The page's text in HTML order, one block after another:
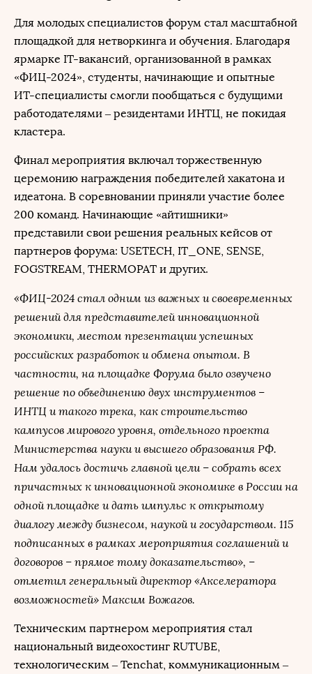
Для молодых специалистов форум стал масштабной
площадкой для нетворкинга и обучения. Благодаря
ярмарке IT-вакансий, организованной в рамках
«ФИЦ-2024», студенты, начинающие и опытные
ИТ-специалисты смогли пообщаться с будущими
работодателями – резидентами ИНТЦ, не покидая
кластера.
Финал мероприятия включал торжественную
церемонию награждения победителей хакатона и
идеатона. В соревновании приняли участие более
200 команд. Начинающие «айтишники»
представили свои решения реальных кейсов от
партнеров форума: USETECH, IT_ONE, SENSE,
FOGSTREAM, THERMOPAT и других.
«ФИЦ-2024 стал одним из важных и своевременных
решений для представителей инновационной
экономики, местом презентации успешных
российских разработок и обмена опытом. В
частности, на площадке Форума было озвучено
решение по объединению двух инструментов –
ИНТЦ и такого трека, как строительство
кампусов мирового уровня, отдельного проекта
Министерства науки и высшего образования РФ.
Нам удалось достичь главной цели – собрать всех
причастных к инновационной экономике в России на
одной площадке и дать импульс к открытому
диалогу между бизнесом, наукой и государством. 115
подписанных в рамках мероприятия соглашений и
договоров – прямое тому доказательство», –
отметил генеральный директор «Акселератора
возможностей» Максим Вожагов.
​​Техническим партнером мероприятия стал
национальный видеохостинг RUTUBE,
технологическим – Tenchat, коммуникационным –